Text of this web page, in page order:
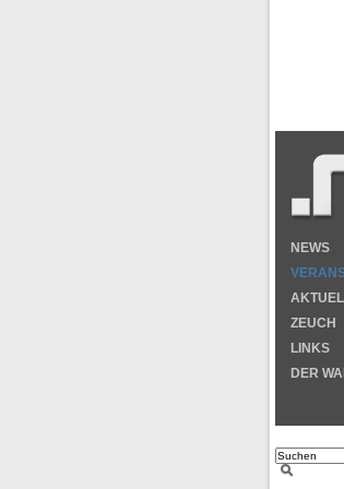
NEWS
ZEUCH
LINKS
DER